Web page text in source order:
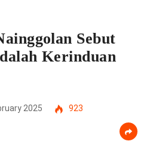
Sebut
Kerinduan
2025 923